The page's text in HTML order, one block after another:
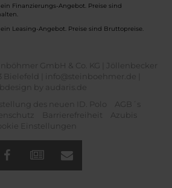
Finanzierungs-Angebot. Preise sind
Leasing-Angebot. Preise sind Bruttopreise.
GmbH & Co. KG | Jöllenbecker
Bielefeld | info@steinboehmer.de |
by audaris.de
des neuen ID. Polo
AGB´s
Barrierefreiheit
Azubis
Einstellungen